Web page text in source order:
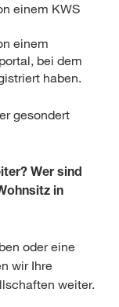
einem KWS
einem
bei dem
haben.
gesondert
Wer sind
in
oder eine
wir Ihre
weiter.